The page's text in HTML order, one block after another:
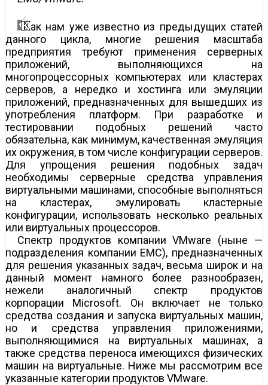
ак нам уже известно из предыдущих статей
данного цикла, многие решения масштаба
предприятия требуют применения серверных
приложений, выполняющихся на
многопроцессорных компьютерах или кластерах
серверов, а нередко и хостинга или эмуляции
приложений, предназначенных для вышедших из
употребления платформ. При разработке и
тестировании подобных решений часто
обязательна, как минимум, качественная эмуляция
их окружения, в том числе конфигурации серверов.
Для упрощения решения подобных задач
необходимы серверные средства управления
виртуальными машинами, способные выполняться
на кластерах, эмулировать кластерные
конфигурации, использовать несколько реальных
или виртуальных процессоров.
Спектр продуктов компании VMware (ныне —
подразделения компании EMC), предназначенных
для решения указанных задач, весьма широк и на
данный момент намного более разнообразен,
нежели аналогичный спектр продуктов
корпорации Microsoft. Он включает не только
средства создания и запуска виртуальных машин,
но и средства управления приложениями,
выполняющимися на виртуальных машинах, а
также средства переноса имеющихся физических
машин на виртуальные. Ниже мы рассмотрим все
указанные категории продуктов VMware.